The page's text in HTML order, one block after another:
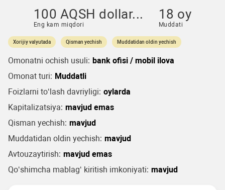
100 AQSH dollar...
Eng kam miqdori
18 oy
Muddati
Xorijiy valyutada Qisman yechish Muddatidan oldin yechish
Omonatni ochish usuli: bank ofisi / mobil ilova
Omonat turi: Muddatli
Foizlarni to‘lash davriyligi: oylarda
Kapitalizatsiya: mavjud emas
Qisman yechish: mavjud
Muddatidan oldin yechish: mavjud
Avtouzaytirish: mavjud emas
Qo‘shimcha mablag‘ kiritish imkoniyati: mavjud